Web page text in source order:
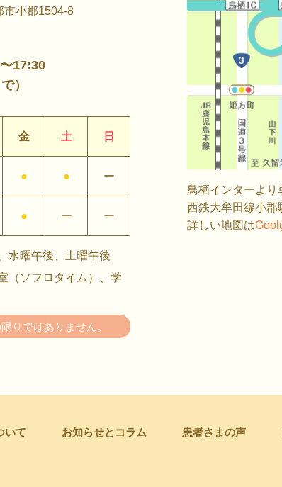
市小郡1504-8
17:30
）
金 土 日
● ● ー
● ー ー
水曜午後、土曜午後
（ソフロタイム）、学
りではありません。
鳥栖インターよ
西鉄大牟田線小郡
詳しい地図は
いて お知らせとコラム 患者さまの声